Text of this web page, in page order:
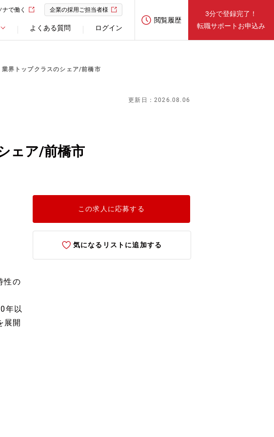
ナで働く 企業の採用ご担当者様
よくある質問 ログイン
閲覧履歴
3分で登録完了！
転職サポートお申込み
界トップクラスのシェア/前橋市
更新日：2026.08.06
ェア/前橋市
性の
年以
展開
この求人に応募する
気になるリストに追加する